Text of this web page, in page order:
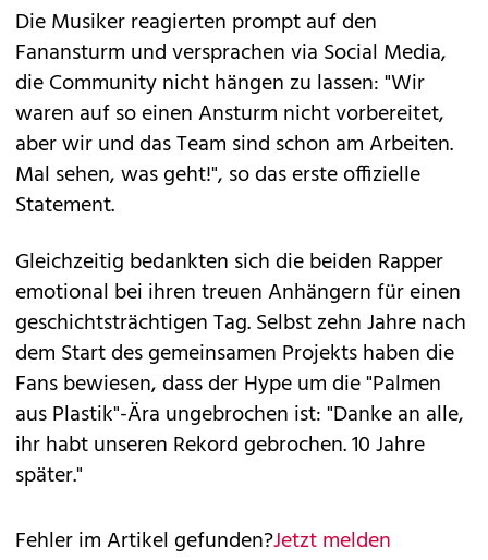
Die Musiker reagierten prompt auf den
Fanansturm und versprachen via Social Media,
die Community nicht hängen zu lassen: "Wir
waren auf so einen Ansturm nicht vorbereitet,
aber wir und das Team sind schon am Arbeiten.
Mal sehen, was geht!", so das erste offizielle
Statement.
Gleichzeitig bedankten sich die beiden Rapper
emotional bei ihren treuen Anhängern für einen
geschichtsträchtigen Tag. Selbst zehn Jahre nach
dem Start des gemeinsamen Projekts haben die
Fans bewiesen, dass der Hype um die "Palmen
aus Plastik"-Ära ungebrochen ist: "Danke an alle,
ihr habt unseren Rekord gebrochen. 10 Jahre
später."
Fehler im Artikel gefunden?Jetzt melden